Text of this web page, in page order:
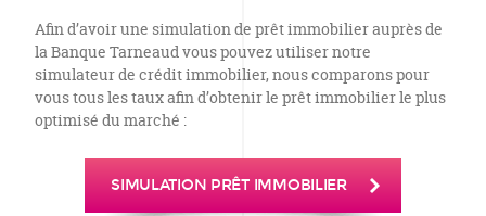
Afin d’avoir une simulation de prêt immobilier auprès de
la Banque Tarneaud vous pouvez utiliser notre
simulateur de crédit immobilier, nous comparons pour
vous tous les taux afin d’obtenir le prêt immobilier le plus
optimisé du marché :
SIMULATION PRÊT IMMOBILIER